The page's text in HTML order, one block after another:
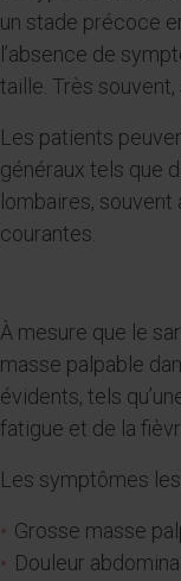
un stade précoce
l’absence de
taille. Très
Les patients
généraux tels que
lombaires,
courantes.
À mesure que le
masse palpable
évidents, tels
fatigue et de la
Les symptômes
Grosse masse
Douleur